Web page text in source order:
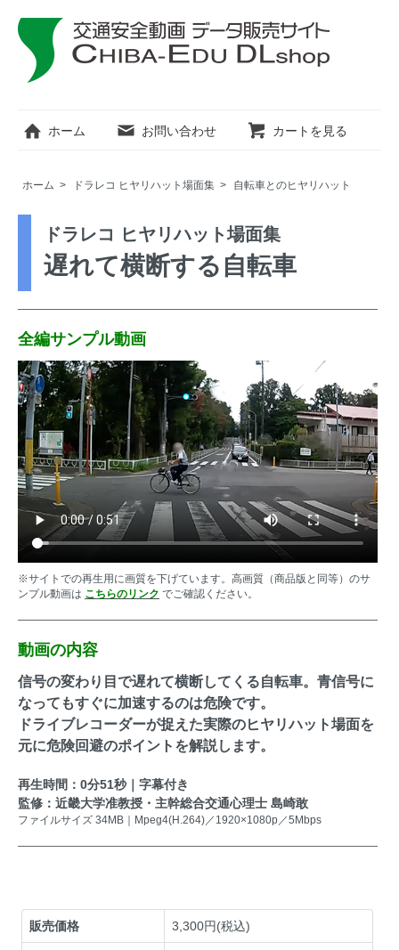
ホーム お問い合わせ カートを見る
ホーム > ドラレコ ヒヤリハット場面集 > 自転車とのヒヤリハット
ドラレコ ヒヤリハット場面集
遅れて横断する自転車
全編サンプル動画
※サイトでの再生用に画質を下げています。高画質（商品版と同等）のサ
ンプル動画は こちらのリンク でご確認ください。
動画の内容
信号の変わり目で遅れて横断してくる自転車。青信号に
なってもすぐに加速するのは危険です。
ドライブレコーダーが捉えた実際のヒヤリハット場面を
元に危険回避のポイントを解説します。
再生時間：0分51秒｜字幕付き
監修：近畿大学准教授・主幹総合交通心理士 島崎敢
ファイルサイズ 34MB｜Mpeg4(H.264)／1920×1080p／5Mbps
販売価格 3,300円(税込)